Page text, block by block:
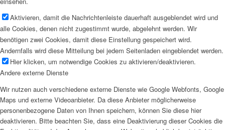
Aktivieren, damit die Nachrichtenleiste dauerhaft ausgeblendet wird und
alle Cookies, denen nicht zugestimmt wurde, abgelehnt werden. Wir
benötigen zwei Cookies, damit diese Einstellung gespeichert wird.
Andernfalls wird diese Mitteilung bei jedem Seitenladen eingeblendet werden.
Hier klicken, um notwendige Cookies zu aktivieren/deaktivieren.
Andere externe Dienste
Wir nutzen auch verschiedene externe Dienste wie Google Webfonts, Google
Maps und externe Videoanbieter. Da diese Anbieter möglicherweise
personenbezogene Daten von Ihnen speichern, können Sie diese hier
deaktivieren. Bitte beachten Sie, dass eine Deaktivierung dieser Cookies die